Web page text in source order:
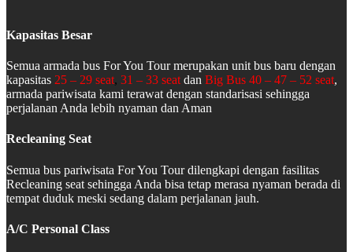
Kapasitas Besar
Semua armada bus For You Tour merupakan unit bus baru dengan
kapasitas 25 – 29 seat, 31 – 33 seat dan Big Bus 40 – 47 – 52 seat,
armada pariwisata kami terawat dengan standarisasi sehingga
perjalanan Anda lebih nyaman dan Aman
Recleaning Seat
Semua bus pariwisata For You Tour dilengkapi dengan fasilitas
Recleaning seat sehingga Anda bisa tetap merasa nyaman berada di
tempat duduk meski sedang dalam perjalanan jauh.
A/C Personal Class